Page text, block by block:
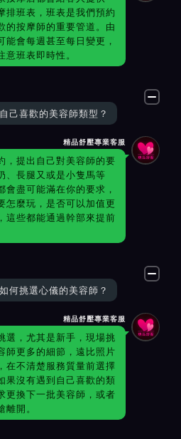
排班表，班表是我們預約
的按摩師的重要管道。由
能會每週甚至每日變更，
班表即時性。
己喜歡的美容師類型？
精品舒壓專業客服
，提出自己對美容師的要
、長腿又或是小隻馬等
會盡可能滿在你的要求，
怎麼玩，是否可以加值更
這些都能通過幹部來提前
何挑選心儀的美容師？
精品舒壓專業客服
選，尤其是新手，現場挑
師更多的細節，遠比照片
在不清楚服務質量前選擇
果沒有遇到自己喜歡的類
更換下一批美容師，或者
開。